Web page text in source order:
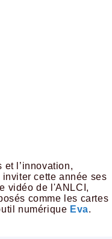
et l’innovation,
cette année ses
vidéo de l'ANLCI,
comme les cartes
numérique Eva.